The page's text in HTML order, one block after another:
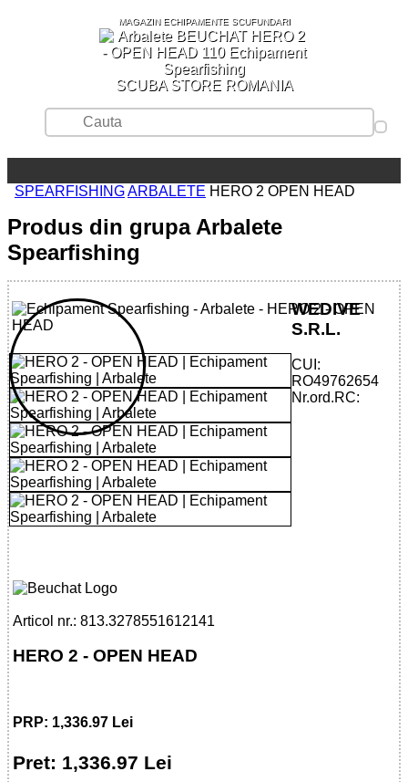
MAGAZIN ECHIPAMENTE SCUFUNDARI
SCUBA STORE ROMANIA
SPEARFISHINGARBALETE HERO 2 OPEN HEAD
Produs din grupa Arbalete
Spearfishing
Articol nr.: 813.3278551612141
HERO 2 - OPEN HEAD
PRP: 1,336.97 Lei
Pret: 1,336.97 Lei
WEDIVE
S.R.L.
CUI:
RO49762654
Nr.ord.RC: